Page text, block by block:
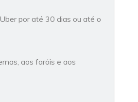
por até 30 dias ou até o
aos faróis e aos